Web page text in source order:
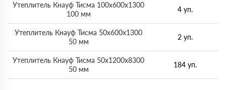
Утеплитель Кнауф Тисма 100х600х1300
100 мм
4 уп.
Утеплитель Кнауф Тисма 50х600х1300
50 мм
2 уп.
Утеплитель Кнауф Тисма 50х1200х8300
50 мм
184 уп.